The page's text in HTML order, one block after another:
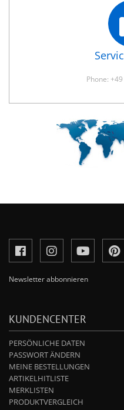
Phone:
Newsletter abbonnieren
KUNDENCENTER
PERSÖNLICHE DATEN
PASSWORT ÄNDERN
MEINE BESTELLUNGEN
ARTIKELHITLISTE
MERKLISTEN
PRODUKTVERGLEICH